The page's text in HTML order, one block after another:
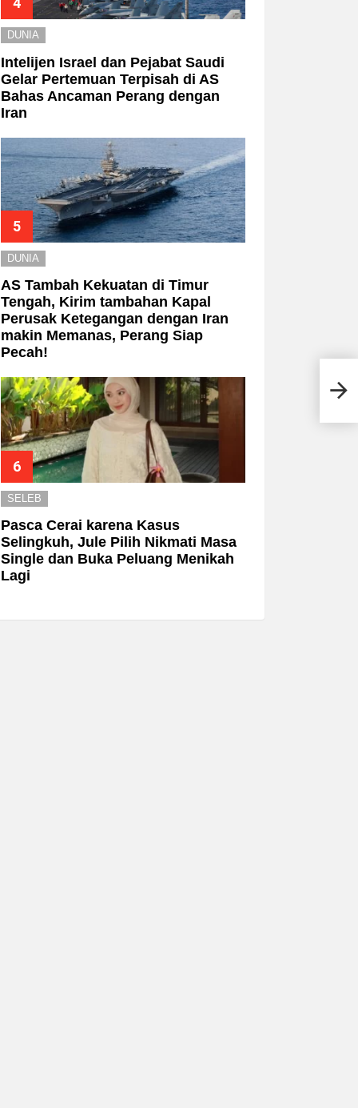
Hal
DUNIA
Intelijen Israel dan Pejabat Saudi
Gelar Pertemuan Terpisah di AS
Bahas Ancaman Perang dengan
Iran
DUNIA
AS Tambah Kekuatan di Timur
Tengah, Kirim tambahan Kapal
Perusak Ketegangan dengan Iran
makin Memanas, Perang Siap
Pecah!
SELEB
Pasca Cerai karena Kasus
Selingkuh, Jule Pilih Nikmati Masa
Single dan Buka Peluang Menikah
Lagi